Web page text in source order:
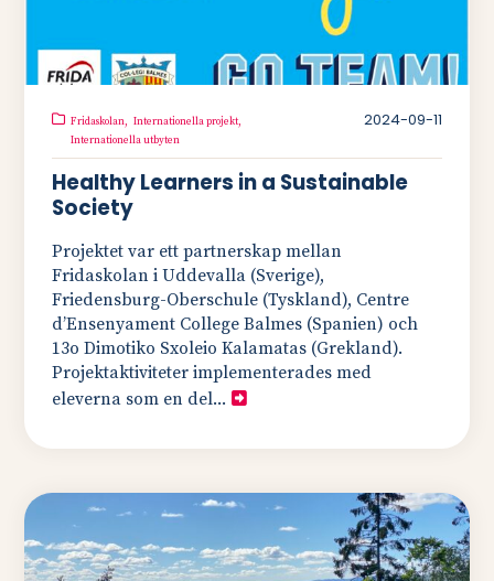
Fridaskolan, Internationella projekt,
Internationella utbyten
2024-09-11
Healthy Learners in a Sustainable
Society
Projektet var ett partnerskap mellan
Fridaskolan i Uddevalla (Sverige),
Friedensburg-Oberschule (Tyskland), Centre
d’Ensenyament College Balmes (Spanien) och
13o Dimotiko Sxoleio Kalamatas (Grekland).
Projektaktiviteter implementerades med
eleverna som en del...